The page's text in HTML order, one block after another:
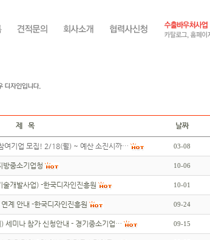
제 목 날짜
여기업 모집! 2/18(월) ~ 예산 소진시까… 03-08
방중소기업청 10-06
개발사업) -한국디자인진흥원 10-01
계 안내 -한국디자인진흥원 09-24
세미나 참가 신청안내 - 경기중소기업… 09-15